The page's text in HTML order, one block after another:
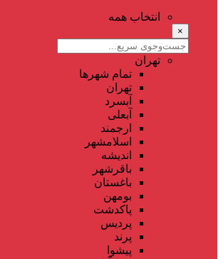
انتخاب همه
×
تهران
تمام شهر‌ها
تهران
آبسرد
آبعلی
ارجمند
اسلامشهر
اندیشه
باقرشهر
باغستان
بومهن
پاکدشت
پردیس
پرند
پیشوا